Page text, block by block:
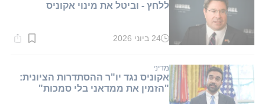
ללחץ - וביטל את מינוי אקוניס
זמן
דקות.
24 ביוני 2026
מדיני
אקוניס נגד יו"ר ההסתדרות הציונית:
"הזמין את ממדאני בלי סמכות"